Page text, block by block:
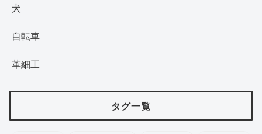
犬
自転車
革細工
タグ一覧